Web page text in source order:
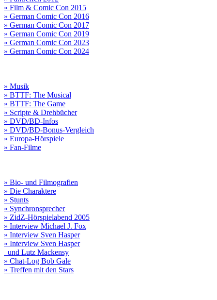
» Film & Comic Con 2015
» German Comic Con 2016
» German Comic Con 2017
» German Comic Con 2019
» German Comic Con 2023
» German Comic Con 2024
» Musik
» BTTF: The Musical
» BTTF: The Game
» Scripte & Drehbücher
» DVD/BD-Infos
» DVD/BD-Bonus-Vergleich
» Europa-Hörspiele
» Fan-Filme
» Bio- und Filmografien
» Die Charaktere
» Stunts
» Synchronsprecher
» ZidZ-Hörspielabend 2005
» Interview Michael J. Fox
» Interview Sven Hasper
» Interview Sven Hasper
und Lutz Mackensy
» Chat-Log Bob Gale
» Treffen mit den Stars